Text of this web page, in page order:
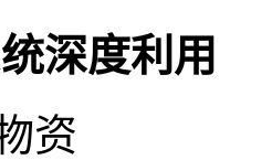
深度利用
资